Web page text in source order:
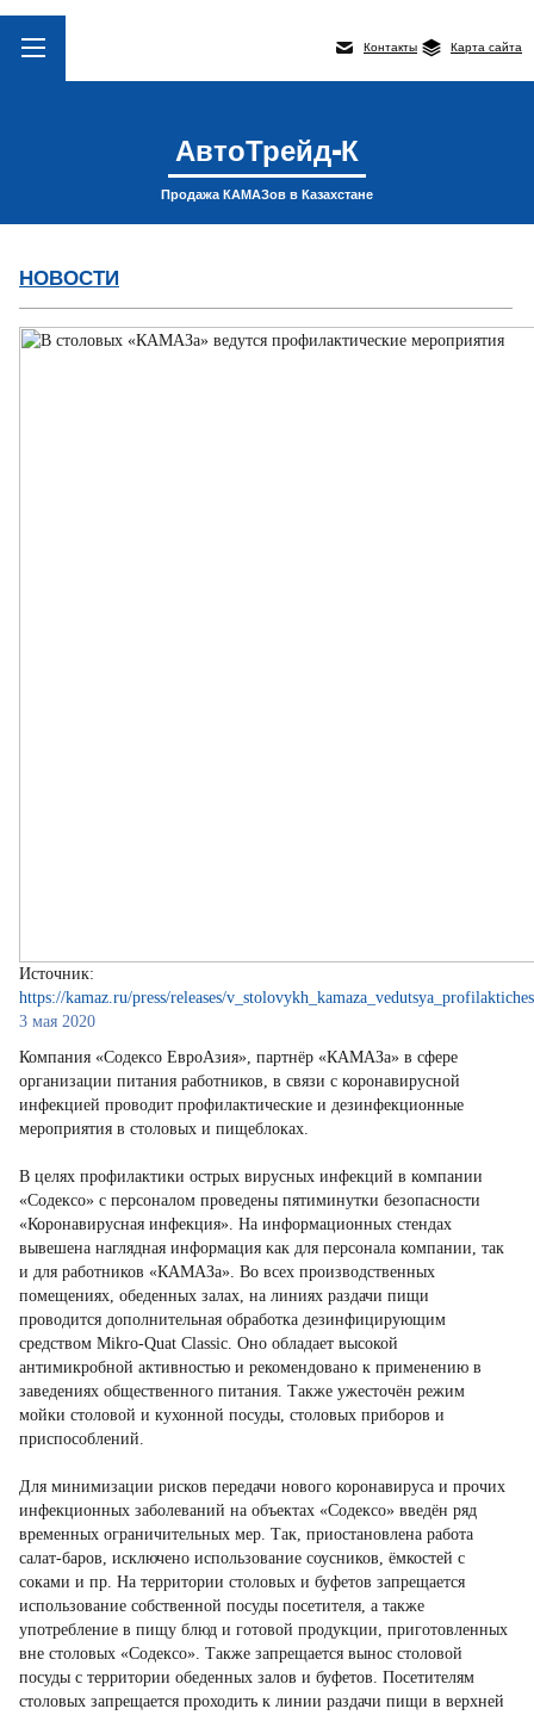
Контакты Карта сайта
АвтоТрейд-К
Продажа КАМАЗов в Казахстане
НОВОСТИ
Источник:
https://kamaz.ru/press/releases/
3 мая 2020
Компания «Содексо ЕвроАзия», партнёр «КАМАЗа» в сфере
организации питания работников, в связи с коронавирусной
инфекцией проводит профилактические и дезинфекционные
мероприятия в столовых и пищеблоках.
В целях профилактики острых вирусных инфекций в компании
«Содексо» с персоналом проведены пятиминутки безопасности
«Коронавирусная инфекция». На информационных стендах
вывешена наглядная информация как для персонала компании, так
и для работников «КАМАЗа». Во всех производственных
помещениях, обеденных залах, на линиях раздачи пищи
проводится дополнительная обработка дезинфицирующим
средством Mikro-Quat Classic. Оно обладает высокой
антимикробной активностью и рекомендовано к применению в
заведениях общественного питания. Также ужесточён режим
мойки столовой и кухонной посуды, столовых приборов и
приспособлений.
Для минимизации рисков передачи нового коронавируса и прочих
инфекционных заболеваний на объектах «Содексо» введён ряд
временных ограничительных мер. Так, приостановлена работа
салат-баров, исключено использование соусников, ёмкостей с
соками и пр. На территории столовых и буфетов запрещается
использование собственной посуды посетителя, а также
употребление в пищу блюд и готовой продукции, приготовленных
вне столовых «Содексо». Также запрещается вынос столовой
посуды с территории обеденных залов и буфетов. Посетителям
столовых запрещается проходить к линии раздачи пищи в верхней